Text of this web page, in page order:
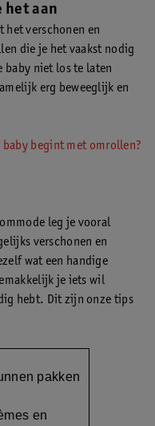
het aan
het verschonen en
die je het vaakst nodig
baby niet los te laten
erg beweeglijk en
baby begint met omrollen?
leg je vooral
verschonen en
wat een handige
je iets wil
hebt. Dit zijn onze tips
pakken
en